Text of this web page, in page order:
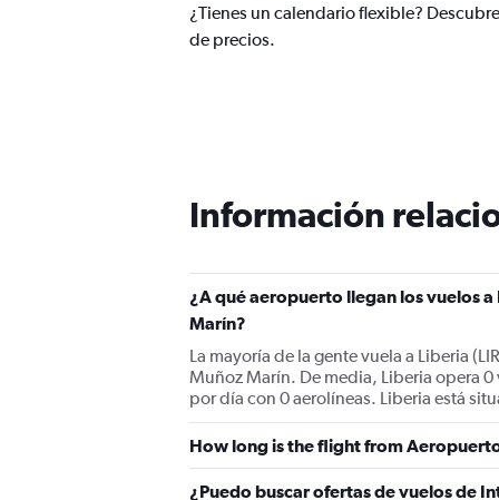
¿Tienes un calendario flexible?
de precios.
Información
¿A qué aeropuerto llegan los vuelos
Marín?
La mayoría de la gente vuela a Liberia
Muñoz Marín. De media, Liberia opera
por día con 0 aerolíneas. Liberia está
How long is the flight from
¿Puedo buscar ofertas de vuelos de